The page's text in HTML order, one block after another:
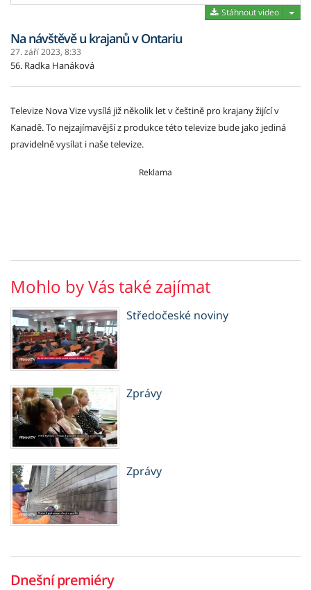
Stáhnout video
Na návštěvě u krajanů v Ontariu
27. září 2023, 8:33
56. Radka Hanáková
Televize Nova Vize vysílá již několik let v češtině pro krajany žijící v
Kanadě. To nejzajímavější z produkce této televize bude jako jediná
pravidelně vysílat i naše televize.
Reklama
Mohlo by Vás také zajímat
Středočeské noviny
Zprávy
Zprávy
Dnešní premiéry